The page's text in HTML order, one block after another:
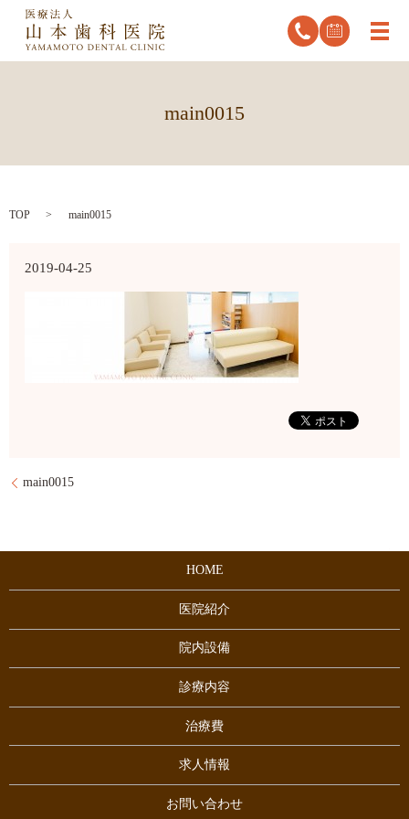
メ
main0015
TOP main0015
2019-04-25
main0015
HOME
医院紹介
院内設備
診療内容
治療費
求人情報
お問い合わせ